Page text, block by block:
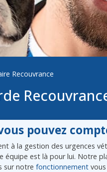
Recouvrance
pouvez
à la gestion des urgences
est là pour lui. Notre
sur notre fonctionnementvous